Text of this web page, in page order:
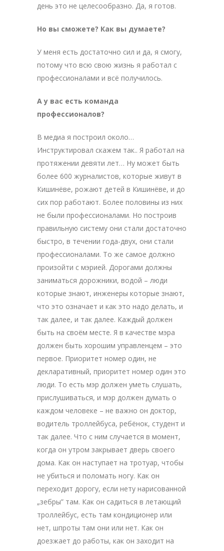
день это не целесообразно. Да, я готов.
Но вы сможете? Как вы думаете?
У меня есть достаточно сил и да, я смогу,
потому что всю свою жизнь я работал с
профессионалами и всё получилось.
А у вас есть команда
профессионалов?
В медиа я построил около…
Инструктировал скажем так.. Я работал на
протяжении девяти лет… Ну может быть
более 600 журналистов, которые живут в
Кишинёве, рожают детей в Кишинёве, и до
сих пор работают. Более половины из них
не были профессионалами. Но построив
правильную систему они стали достаточно
быстро, в течении года-двух, они стали
профессионалами. То же самое должно
произойти с мэрией. Дорогами должны
заниматься дорожники, водой – люди
которые знают, инженеры которые знают,
что это означает и как это надо делать, и
так далее, и так далее. Каждый должен
быть на своём месте. Я в качестве мэра
должен быть хорошим управленцем – это
первое. Приоритет номер один, не
декларативный, приоритет номер один это
люди. То есть мэр должен уметь слушать,
прислушиваться, и мэр должен думать о
каждом человеке – не важно он доктор,
водитель троллейбуса, ребёнок, студент и
так далее. Что с ним случается в момент,
когда он утром закрывает дверь своего
дома. Как он наступает на тротуар, чтобы
не убиться и поломать ногу. Как он
переходит дорогу, если нету нарисованной
„зебры” там. Как он садиться в летающий
троллейбус, есть там кондиционер или
нет, шпроты там они или нет. Как он
доезжает до работы, как он заходит на